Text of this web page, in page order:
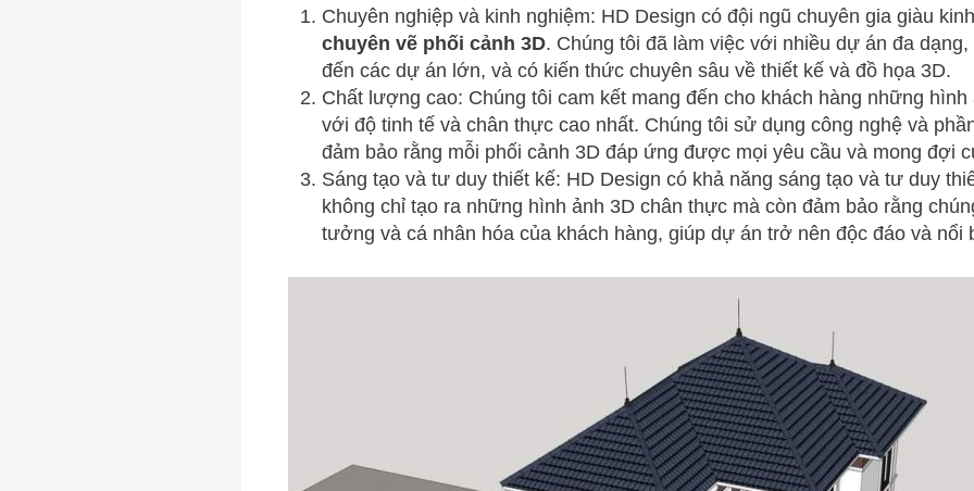
Chuyên nghiệp và kinh nghiệm: HD Design có đội ngũ chuyên gia giàu
chuyên vẽ phối cảnh 3D. Chúng tôi đã làm việc với nhiều dự án đa
đến các dự án lớn, và có kiến thức chuyên sâu về thiết kế và đồ họa 3D.
Chất lượng cao: Chúng tôi cam kết mang đến cho khách hàng những
với độ tinh tế và chân thực cao nhất. Chúng tôi sử dụng công nghệ và
đảm bảo rằng mỗi phối cảnh 3D đáp ứng được mọi yêu cầu và mong đợi
Sáng tạo và tư duy thiết kế: HD Design có khả năng sáng tạo và tư duy
không chỉ tạo ra những hình ảnh 3D chân thực mà còn đảm bảo rằng
tưởng và cá nhân hóa của khách hàng, giúp dự án trở nên độc đáo và nổi